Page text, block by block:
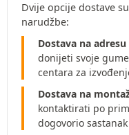
Dvije opcije dostave
narudžbe:
Dostava na
donijeti svoje
centara za
Dostava na
kontaktirati po
dogovorio